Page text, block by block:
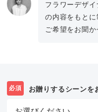
フラワーデザ
の内容をもとに
ご希望をお聞か
必須 お贈りするシーンを